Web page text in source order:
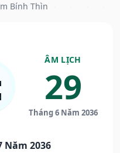
Bính Thìn
ÂM LỊCH
29
Tháng 6 Năm 2036
Năm 2036